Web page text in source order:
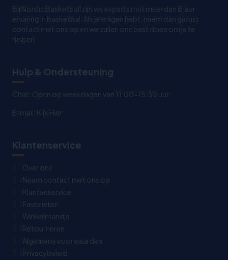
Bij Nordic Basketball zijn we experts met meer dan 8 jaar
ervaring in basketbal. Als je vragen hebt, neem dan gerust
contact met ons op en we zullen ons best doen om je te
helpen
Hulp & Ondersteuning
Chat: Open op weekdagen van 11:00-15:30 uur.
E-mail: Klik Hier
Klantenservice
Over ons
Neem contact met ons op
Klantenservice
Favorieten
Winkelmandje
Retourneren
Algemene voorwaarden
Privacybeleid